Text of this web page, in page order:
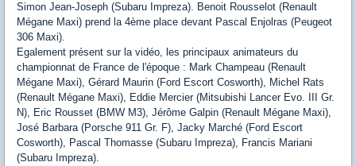
Simon Jean-Joseph (Subaru Impreza). Benoit Rousselot (Renault
Mégane Maxi) prend la 4ème place devant Pascal Enjolras (Peugeot
306 Maxi).
Egalement présent sur la vidéo, les principaux animateurs du
championnat de France de l'époque : Mark Champeau (Renault
Mégane Maxi), Gérard Maurin (Ford Escort Cosworth), Michel Rats
(Renault Mégane Maxi), Eddie Mercier (Mitsubishi Lancer Evo. III Gr.
N), Eric Rousset (BMW M3), Jérôme Galpin (Renault Mégane Maxi),
José Barbara (Porsche 911 Gr. F), Jacky Marché (Ford Escort
Cosworth), Pascal Thomasse (Subaru Impreza), Francis Mariani
(Subaru Impreza).